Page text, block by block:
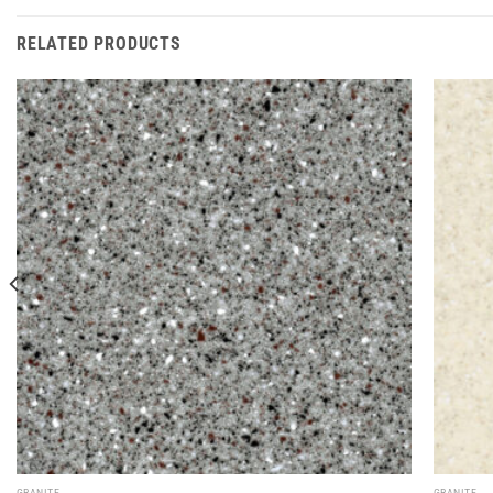
RELATED PRODUCTS